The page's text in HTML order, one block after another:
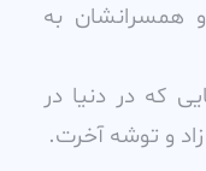
همسرانشان به
که در دنيا در
و توشه آخرت.